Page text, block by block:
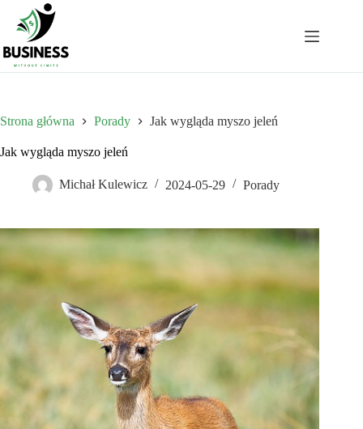
Przejdź
treści
Strona główna Porady Jak wygląda myszo jeleń
Jak wygląda myszo jeleń
Michał Kulewicz 2024-05-29 Porady